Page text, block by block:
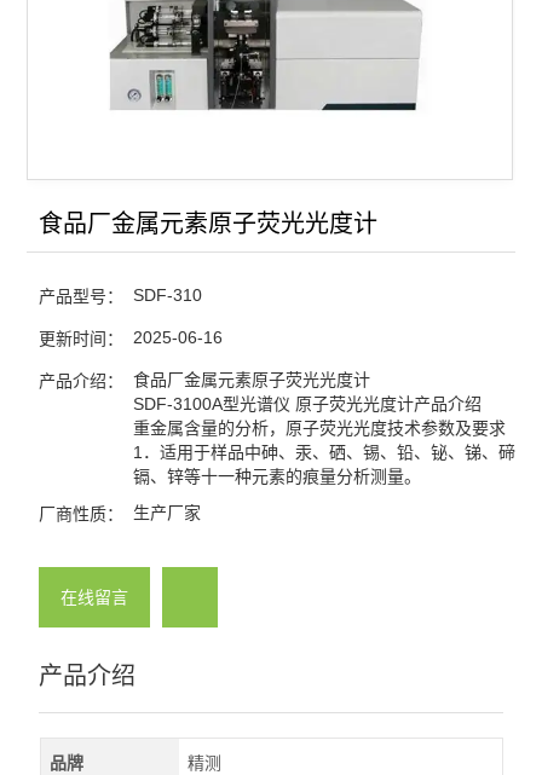
食品厂金属元素原子荧光光度计
产品型号： SDF-310
更新时间： 2025-06-16
产品介绍：
食品厂金属元素原子荧光光度计
SDF-3100A型光谱仪 原子荧光光度计产品介绍
重金属含量的分析，原子荧光光度技术参数及要求
1．适用于样品中砷、汞、硒、锡、铅、铋、锑、碲、
镉、锌等十一种元素的痕量分析测量。
厂商性质： 生产厂家
在线留言
产品介绍
品牌 精测